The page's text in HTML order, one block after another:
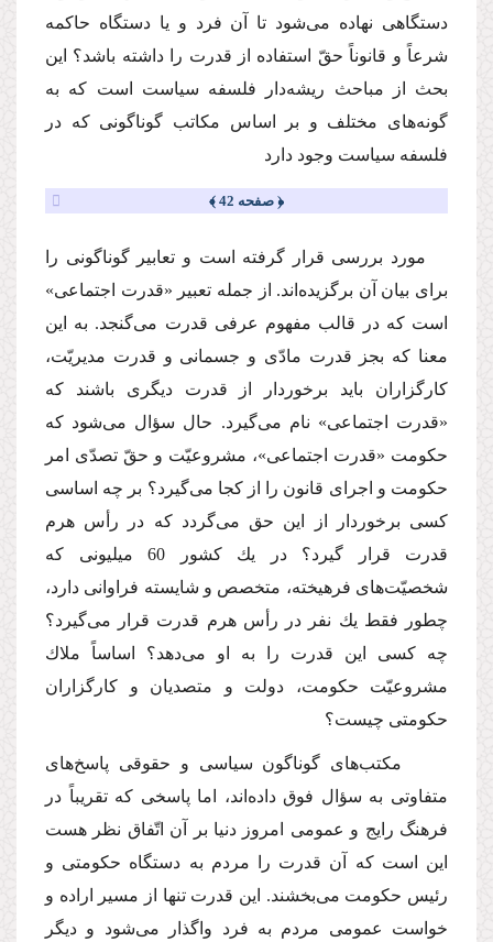
دستگاهى نهاده مى‌شود تا آن فرد و یا دستگاه حاكمه
شرعاً و قانوناً حقّ استفاده از قدرت را داشته باشد؟ این
بحث از مباحث ریشه‌دار فلسفه سیاست است كه به
گونه‌هاى مختلف و بر اساس مكاتب گوناگونى كه در
فلسفه سیاست وجود دارد
﴿ صفحه 42 ﴾
مورد بررسى قرار گرفته است و تعابیر گوناگونى را
براى بیان آن برگزیده‌اند. از جمله تعبیر «قدرت اجتماعى»
است كه در قالب مفهوم عرفى قدرت مى‌گنجد. به این
معنا كه بجز قدرت مادّى و جسمانى و قدرت مدیریّت،
كارگزاران باید برخوردار از قدرت دیگرى باشند كه
«قدرت اجتماعى» نام مى‌گیرد. حال سؤال مى‌شود كه
حكومت «قدرت اجتماعى»، مشروعیّت و حقّ تصدّى امر
حكومت و اجراى قانون را از كجا مى‌گیرد؟ بر چه اساسى
كسى برخوردار از این حق مى‌گردد كه در رأس هرم
قدرت قرار گیرد؟ در یك كشور 60 میلیونى كه
شخصیّت‌هاى فرهیخته، متخصص و شایسته فراوانى دارد،
چطور فقط یك نفر در رأس هرم قدرت قرار مى‌گیرد؟
چه كسى این قدرت را به او مى‌دهد؟ اساساً ملاك
مشروعیّت حكومت، دولت و متصدیان و كارگزاران
حكومتى چیست؟
مكتب‌هاى گوناگون سیاسى و حقوقى پاسخ‌هاى
متفاوتى به سؤال فوق داده‌اند، اما پاسخى كه تقریباً در
فرهنگ رایج و عمومى امروز دنیا بر آن اتّفاق نظر هست
این است كه آن قدرت را مردم به دستگاه حكومتى و
رئیس حكومت مى‌بخشند. این قدرت تنها از مسیر اراده و
خواست عمومى مردم به فرد واگذار مى‌شود و دیگر